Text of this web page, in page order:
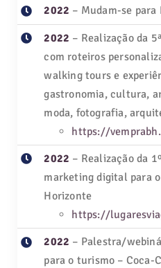
2022 – Mudam-se para
2022 – Realização da
com roteiros
walking tours e
gastronomia, cultura,
moda, fotografia,
https://
2022 – Realização da
marketing digital para
Horizonte
https://
2022 – Palestra/
para o turismo – Coca-